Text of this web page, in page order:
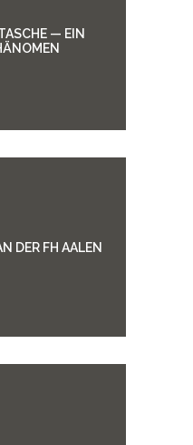
— EIN
DER FH AALEN